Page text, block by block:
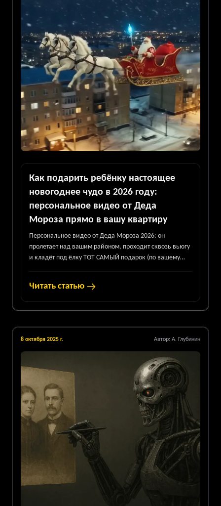
Как подарить ребёнку настоящее
новогоднее чудо в 2026 году:
персональное видео от Деда
Мороза прямо в вашу квартиру
Персональное видео от Деда Мороза 2026: он
пролетает над вашим районом, проходит сквозь вьюгу
и кладёт под ёлку ТОТ САМЫЙ подарок (по вашему
Читать статью
8 октября 2025 г. Автор: А. Глубинин